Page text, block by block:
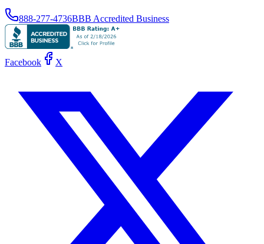
888-277-4736BBB Accredited Business
Facebook X